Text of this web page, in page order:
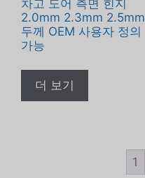
차고 도어 측면 힌지
2.0mm 2.3mm 2.5mm
두께 OEM 사용자 정의
가능
더 보기
1